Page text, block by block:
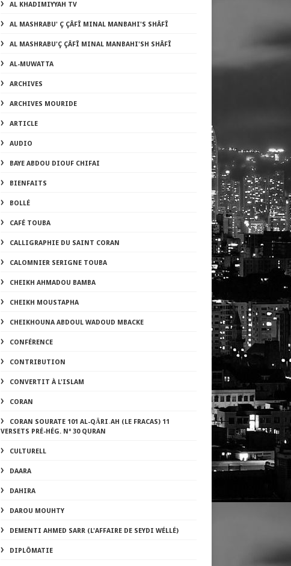
AL KHADIMIYYAH TV
AL MASHRABU' Ç ÇÂFÎ MINAL MANBAHI'S SHÂFÎ
AL MASHRABU'Ç ÇÂFÎ MINAL MANBAHI'SH SHÂFÎ
AL-MUWATTA
ARCHIVES
ARCHIVES MOURIDE
ARTICLE
AUDIO
BAYE ABDOU DIOUF CHIFAI
BIENFAITS
BOLLÉ
CAFÉ TOUBA
CALLIGRAPHIE DU SAINT CORAN
CALOMNIER SERIGNE TOUBA
CHEIKH AHMADOU BAMBA
CHEIKH MOUSTAPHA
CHEIKHOUNA ABDOUL WADOUD MBACKE
CONFÉRENCE
CONTRIBUTION
CONVERTIT À L'ISLAM
CORAN
CORAN SOURATE 101 AL-QĀRI˒AH (LE FRACAS) 11
VERSETS PRÉ-HÉG. Nº 30 QURAN
CULTURELL
DAARA
DAHIRA
DAROU MOUHTY
DEMENTI AHMED SARR (L'AFFAIRE DE SEYDI WÉLLÉ)
DIPLÔMATIE